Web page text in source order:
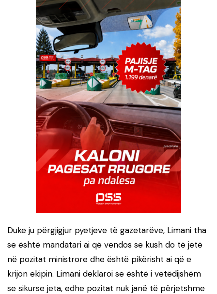
Duke ju përgjigjur pyetjeve të gazetarëve, Limani tha
se është mandatari ai që vendos se kush do të jetë
në pozitat ministrore dhe është pikërisht ai që e
krijon ekipin. Limani deklaroi se është i vetëdijshëm
se sikurse jeta, edhe pozitat nuk janë të përjetshme